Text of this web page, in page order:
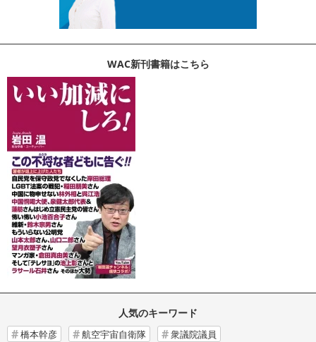
WAC新刊書籍はこちら
人気のキーワード
橋本幹彦 航空宇宙自衛隊 衆議院議員